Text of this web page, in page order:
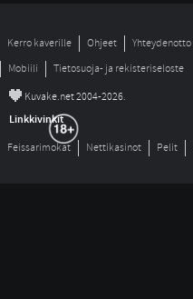
Kerro kaverille Ohjeet Yhteydenotto
Mobiili
Tietosuoja- ja rekisteriseloste
© Kuvake.net 2004-2026.
Linkkivinkit
Feissarimokat Nettikasinot Pelit